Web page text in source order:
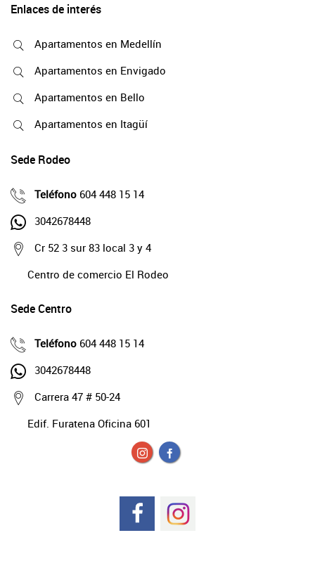
Enlaces de interés
Apartamentos en Medellín
Apartamentos en Envigado
Apartamentos en Bello
Apartamentos en Itagüí
Sede Rodeo
Teléfono 604 448 15 14
3042678448
Cr 52 3 sur 83 local 3 y 4
Centro de comercio El Rodeo
Sede Centro
Teléfono 604 448 15 14
3042678448
Carrera 47 # 50-24
Edif. Furatena Oficina 601